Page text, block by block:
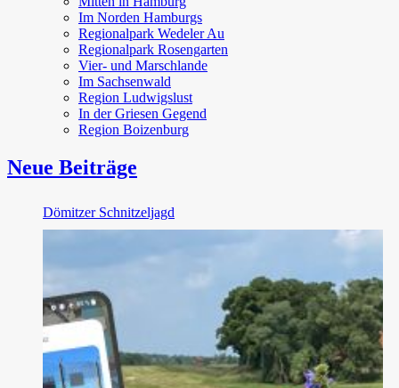
Im Norden Hamburgs
Regionalpark Wedeler Au
Regionalpark Rosengarten
Vier- und Marschlande
Im Sachsenwald
Region Ludwigslust
In der Griesen Gegend
Region Boizenburg
Neue Beiträge
Dömitzer Schnitzeljagd